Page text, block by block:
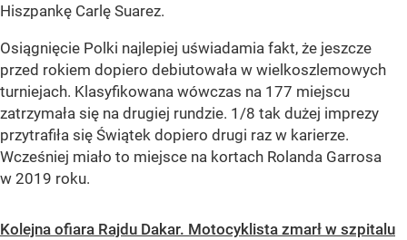
Hiszpankę Carlę Suarez.
Osiągnięcie Polki najlepiej uświadamia fakt, że jeszcze
przed rokiem dopiero debiutowała w wielkoszlemowych
turniejach. Klasyfikowana wówczas na 177 miejscu
zatrzymała się na drugiej rundzie. 1/8 tak dużej imprezy
przytrafiła się Świątek dopiero drugi raz w karierze.
Wcześniej miało to miejsce na kortach Rolanda Garrosa
w 2019 roku.
Kolejna ofiara Rajdu Dakar. Motocyklista zmarł w szpitalu